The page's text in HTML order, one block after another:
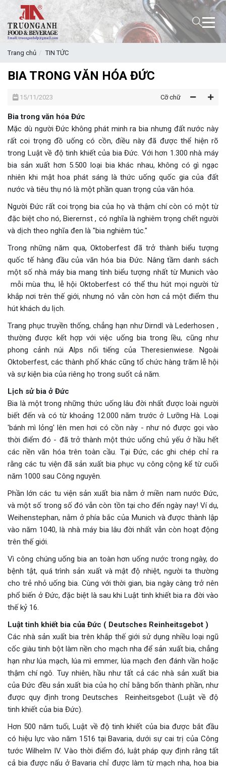
Trang chủ TIN TỨC
BIA TRONG VĂN HÓA ĐỨC
15/11/2023 Cỡ chữ
Bia trong văn hóa Đức
Mặc dù người Đức không phát minh ra bia nhưng đất nước này
rất coi trọng đồ uống có cồn, điều này đã được thể hiện rõ
trong Luật về độ tinh khiết của bia Đức. Với hơn 1.300 nhà máy
bia sản xuất hơn 5.500 loại bia khác nhau, không có gì ngạc
nhiên khi mật hoa phát sáng là thức uống quốc gia của đất
nước và tiêu thụ nó là một phần quan trọng của văn hóa.
Người Đức rất coi trọng bia của họ và thậm chí còn có một từ
đặc biệt cho nó, Bierernst , có nghĩa là nghiêm trọng chết người
và dịch theo nghĩa đen là "bia nghiêm túc."
Trong những năm qua, Oktoberfest đã trở thành biểu tượng
quốc tế hàng đầu của văn hóa bia Đức. Nâng tầm danh sách
một số nhà máy bia mang tính biểu tượng nhất từ Munich vào
mỗi mùa thu, lễ hội Oktoberfest có thể thu hút mọi người từ
khắp nơi trên thế giới, nhưng nó vẫn còn hơn cả một điểm thu
hút khách du lịch.
Trang phục truyền thống, chẳng hạn như Dirndl và Lederhosen ,
thường được kết hợp với việc uống bia trong lều, cũng như
phong cảnh núi Alps nổi tiếng của Theresienwiese. Ngoài
Oktoberfest, các thành phố khác cũng tổ chức hàng trăm lễ hội
và sự kiện bia của riêng họ trong suốt cả năm.
Lịch sử bia ở Đức
Bia là một trong những thức uống lâu đời nhất được loài người
biết đến và có từ khoảng 12.000 năm trước ở Lưỡng Hà. Loại
'bánh mì lỏng' lên men hơi có cồn này - như nó được gọi vào
thời điểm đó - đã trở thành một thức uống chủ yếu ở hầu hết
các nền văn hóa trên toàn cầu. Tại Đức, các ghi chép chỉ ra
rằng các tu viện đã sản xuất bia phục vụ công cộng kể từ cuối
năm 1000 sau Công nguyên.
Phần lớn các tu viện sản xuất bia nằm ở miền nam nước Đức,
và một số trong số đó vẫn còn tồn tại cho đến ngày nay! Ví dụ,
Weihenstephan, nằm ở phía bắc của Munich và được thành lập
vào năm 1040, là nhà máy bia lâu đời nhất vẫn còn hoạt động
trên thế giới.
Vì công chúng uống bia an toàn hơn uống nước trong ngày, do
bệnh tật, quá trình sản xuất và mật độ nhiệt, người ta thường
cho trẻ nhỏ uống bia. Cùng với thời gian, bia ngày càng trở nên
phổ biến ở Đức, đặc biệt là sau khi Luật tinh khiết bia ra đời vào
thế kỷ 16.
Luật tinh khiết bia của Đức ( Deutsches Reinheitsgebot )
Các nhà sản xuất bia trên khắp thế giới sử dụng nhiều loại ngũ
cốc giàu tinh bột làm nền cho mạch nha để sản xuất bia, chẳng
hạn như lúa mạch, lúa mì emmer, lúa mạch đen đánh vần hoặc
thậm chí ngô. Tuy nhiên, hầu như tất cả các nhà sản xuất bia
của Đức đều sản xuất bia của họ chỉ bằng bốn thành phần, như
được quy định trong Deutsches Reinheitsgebot (Luật về độ
tinh khiết của bia Đức).
Hơn 500 năm tuổi, Luật về độ tinh khiết của bia được bắt đầu
có hiệu lực vào năm 1516 tại Bavaria, dưới sự cai trị của Công
tước Wilhelm IV. Vào thời điểm đó, luật pháp quy định rằng tất
cả bia được nấu ở Bavaria chỉ được làm từ mạch nha, hoa bia